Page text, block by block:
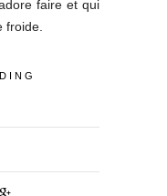
faire et qui
froide.